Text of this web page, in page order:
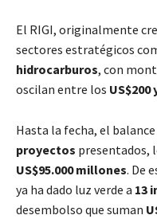
El RIGI, originalmente
sectores estratégicos
hidrocarburos, con
oscilan entre los US$200
Hasta la fecha, el
proyectos presentados,
US$95.000 millones. De
ya ha dado luz verde a 13
desembolso que suman